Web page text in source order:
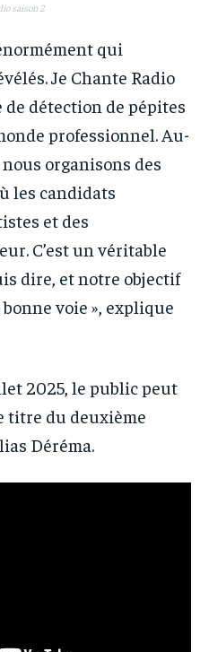
saison 2
qui
Je Chante Radio
détection de pépites
professionnel. Au-
organisons des
les candidats
et des
C’est un véritable
dire, et notre objectif
voie », explique
2025, le public peut
titre du deuxième
Déréma.